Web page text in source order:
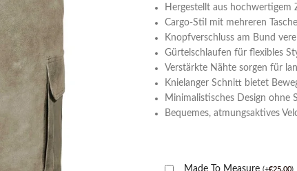
Hergestellt aus hochwertigem
Cargo-Stil mit mehreren
Knopfverschluss am Bund
Gürtelschlaufen für flexibles
Verstärkte Nähte sorgen für
Knielanger Schnitt bietet
Minimalistisches Design ohne
Bequemes, atmungsaktives
Made To Measure (+€25.00)